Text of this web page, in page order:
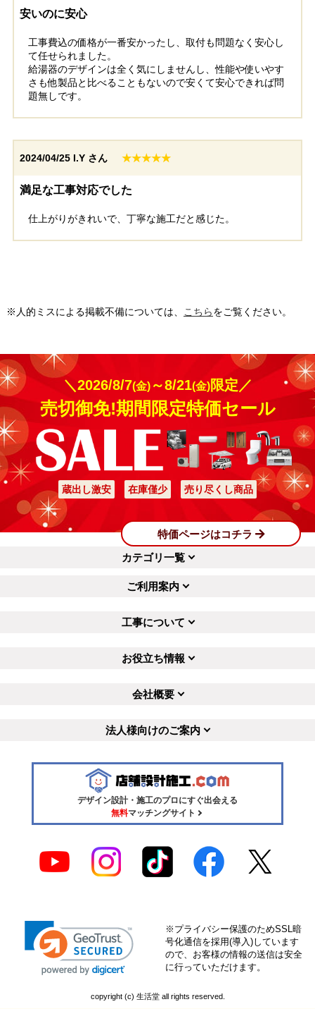
安いのに安心
工事費込の価格が一番安かったし、取付も問題なく安心し
て任せられました。
給湯器のデザインは全く気にしませんし、性能や使いやす
さも他製品と比べることもないので安くて安心できれば問
題無しです。
2024/04/25 I.Y さん ★★★★★
満足な工事対応でした
仕上がりがきれいで、丁寧な施工だと感じた。
※人的ミスによる掲載不備については、 こちらをご覧ください。
＼2026/8/7(金)～8/21(金)限定／
売切御免!期間限定特価セール
蔵出し激安 在庫僅少 売り尽くし商品
特価ページはコチラ
カテゴリ一覧
ご利用案内
工事について
お役立ち情報
会社概要
法人様向けのご案内
デザイン設計・施工のプロにすぐ出会える
無料マッチングサイト
※プライバシー保護のためSSL暗
号化通信を採用(導入)しています
ので、お客様の情報の送信は安全
に行っていただけます。
copyright (c) 生活堂 all rights reserved.